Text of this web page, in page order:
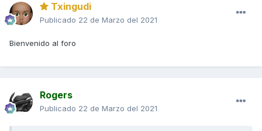
Txingudi
Publicado 22 de Marzo del 2021
Bienvenido al foro
Rogers
Publicado 22 de Marzo del 2021